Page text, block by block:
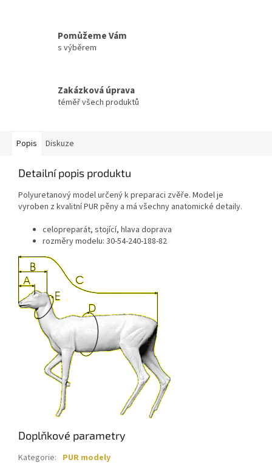
Pomůžeme Vám
s výběrem
Zakázková úprava
téměř všech produktů
Popis Diskuze
Detailní popis produktu
Polyuretanový model určený k preparaci zvěře. Model je
vyroben z kvalitní PUR pěny a má všechny anatomické detaily.
celopreparát, stojící, hlava doprava
rozměry modelu: 30-54-240-188-82
Doplňkové parametry
Kategorie: PUR modely